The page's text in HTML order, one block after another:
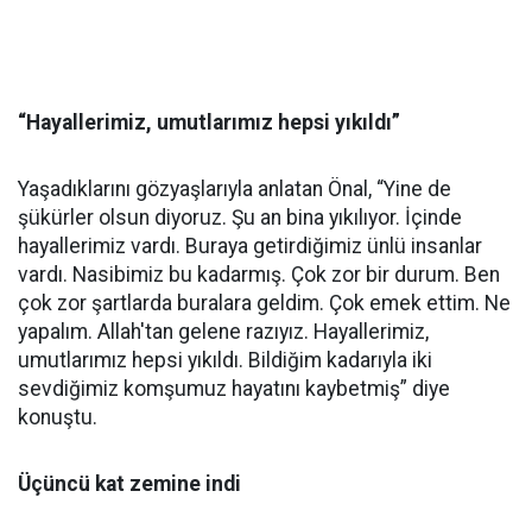
“Hayallerimiz, umutlarımız hepsi yıkıldı”
Yaşadıklarını gözyaşlarıyla anlatan Önal, “Yine de
şükürler olsun diyoruz. Şu an bina yıkılıyor. İçinde
hayallerimiz vardı. Buraya getirdiğimiz ünlü insanlar
vardı. Nasibimiz bu kadarmış. Çok zor bir durum. Ben
çok zor şartlarda buralara geldim. Çok emek ettim. Ne
yapalım. Allah'tan gelene razıyız. Hayallerimiz,
umutlarımız hepsi yıkıldı. Bildiğim kadarıyla iki
sevdiğimiz komşumuz hayatını kaybetmiş” diye
konuştu.
Üçüncü kat zemine indi